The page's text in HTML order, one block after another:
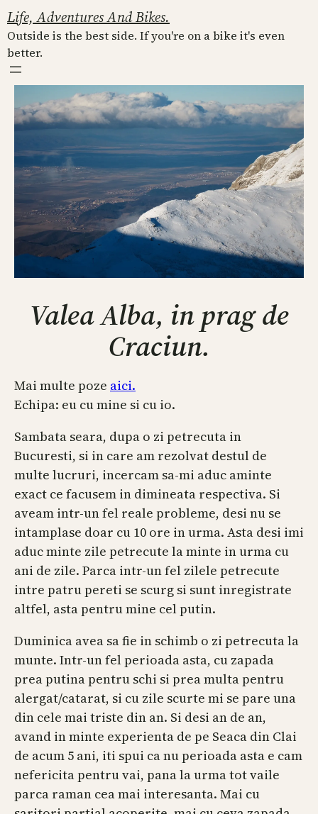
Skip
to
content
Life, Adventures And Bikes.
Outside is the best side. If you're on a bike it's even
better.
Valea Alba, in prag de
Craciun.
Mai multe poze aici.
Echipa: eu cu mine si cu io.
Sambata seara, dupa o zi petrecuta in
Bucuresti, si in care am rezolvat destul de
multe lucruri, incercam sa-mi aduc aminte
exact ce facusem in dimineata respectiva. Si
aveam intr-un fel reale probleme, desi nu se
intamplase doar cu 10 ore in urma. Asta desi imi
aduc minte zile petrecute la minte in urma cu
ani de zile. Parca intr-un fel zilele petrecute
intre patru pereti se scurg si sunt inregistrate
altfel, asta pentru mine cel putin.
Duminica avea sa fie in schimb o zi petrecuta la
munte. Intr-un fel perioada asta, cu zapada
prea putina pentru schi si prea multa pentru
alergat/catarat, si cu zile scurte mi se pare una
din cele mai triste din an. Si desi an de an,
avand in minte experienta de pe Seaca din Clai
de acum 5 ani, iti spui ca nu perioada asta e cam
nefericita pentru vai, pana la urma tot vaile
parca raman cea mai interesanta. Mai cu